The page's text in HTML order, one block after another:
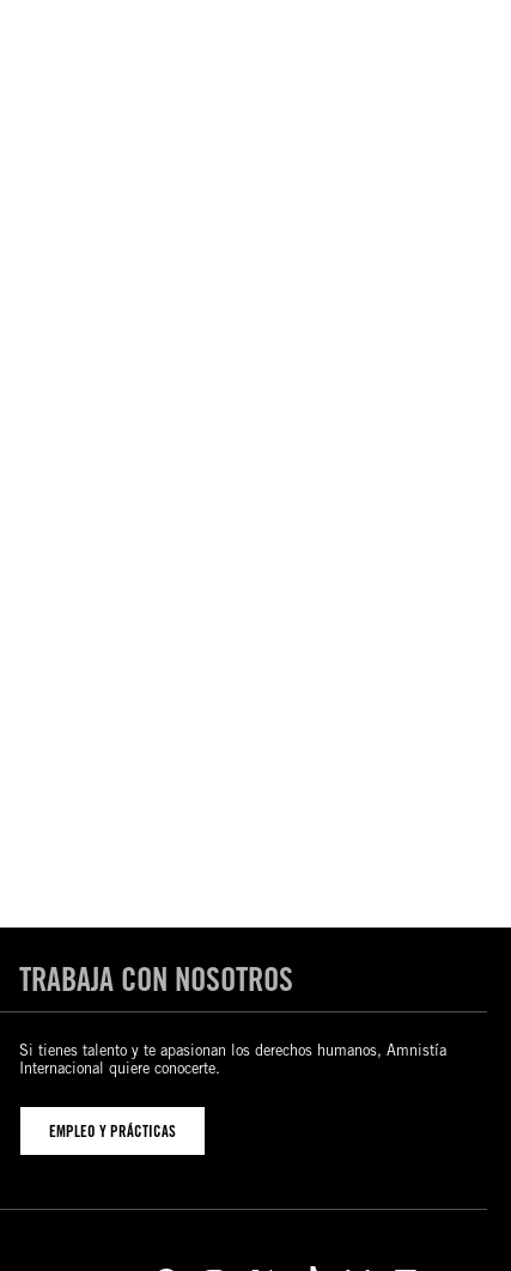
TRABAJA CON NOSOTROS
Si tienes talento y te apasionan los derechos humanos, Amnistía
Internacional quiere conocerte.
EMPLEO Y PRÁCTICAS